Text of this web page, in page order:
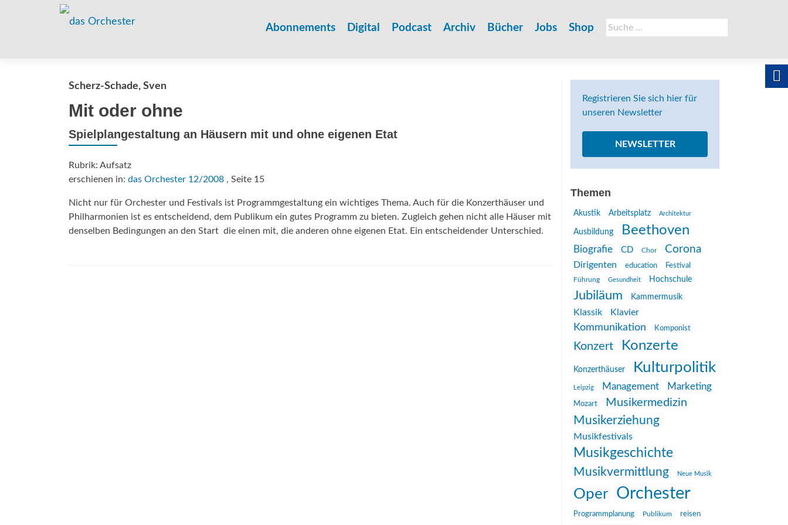
Suche
nach:
Abonnements Digital Podcast Archiv Bücher Jobs Shop
Scherz-Schade, Sven
Mit oder ohne
Spielplangestaltung an Häusern mit und ohne eigenen Etat
Rubrik: Aufsatz
erschienen in: das Orchester 12/2008 , Seite 15
Nicht nur für Orchester und Festivals ist Programmgestaltung ein wichtiges Thema. Auch für die Konzerthäuser und
Philharmonien ist es entscheidend, dem Publikum ein gutes Programm zu bieten. Zugleich gehen nicht alle Häuser mit
denselben Bedingungen an den Start  die einen mit, die anderen ohne eigenen Etat. Ein entscheidender Unterschied.
Registrieren Sie sich hier für
unseren Newsletter
NEWSLETTER
Themen
Akustik Arbeitsplatz Architektur
Ausbildung Beethoven
Biografie CD Chor Corona
Dirigenten education
Festival
Führung
Gesundheit Hochschule
Jubiläum Kammermusik
Klassik Klavier
Kommunikation Komponist
Konzert Konzerte
Konzerthäuser Kulturpolitik
Leipzig Management Marketing
Mozart Musikermedizin
Musikerziehung
Musikfestivals
Musikgeschichte
Musikvermittlung Neue Musik
Oper Orchester
Programmplanung Publikum reisen